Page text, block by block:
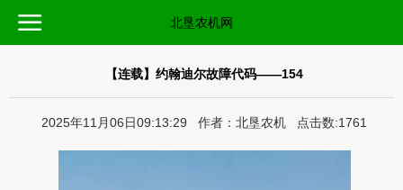
北垦农机网
【连载】约翰迪尔故障代码——154
2025年11月06日09:13:29 作者：北垦农机 点击数:1761